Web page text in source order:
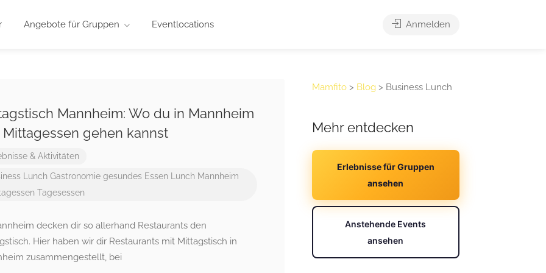
Angebote für Gruppen Eventlocations Anmelden
Mannheim: Wo du in Mannheim
gehen kannst
& Aktivitäten
Lunch Gastronomie gesundes Essen Lunch Mannheim
Tagesessen
decken dir so allerhand Restaurants den
Hier haben wir dir Restaurants mit Mittagstisch in
zusammengestellt, bei
Mamfito> Blog> Business Lunch
Mehr entdecken
Erlebnisse für Gruppen
ansehen
Anstehende Events
ansehen